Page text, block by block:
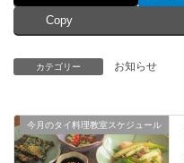
Copy
カテゴリー お知らせ
今月のタイ料理教室スケジュール